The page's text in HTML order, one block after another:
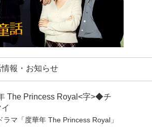
報・お知らせ
The Princess Royal<字>◆チ
ラマ「度華年 The Princess Royal」